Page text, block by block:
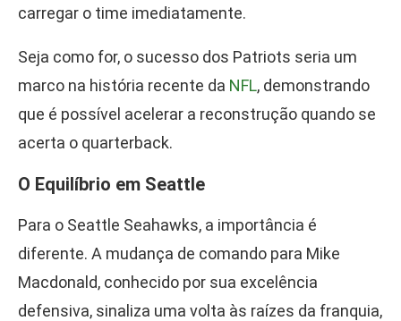
carregar o time imediatamente.
Seja como for, o sucesso dos Patriots seria um
marco na história recente da NFL, demonstrando
que é possível acelerar a reconstrução quando se
acerta o quarterback.
O Equilíbrio em Seattle
Para o Seattle Seahawks, a importância é
diferente. A mudança de comando para Mike
Macdonald, conhecido por sua excelência
defensiva, sinaliza uma volta às raízes da franquia,